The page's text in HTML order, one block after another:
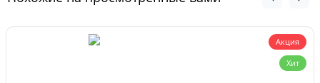
Акция
Хит